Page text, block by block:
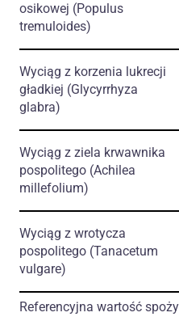
osikowej (Populus
tremuloides)
Wyciąg z korzenia lukrecji
gładkiej (Glycyrrhyza
glabra)
Wyciąg z ziela krwawnika
pospolitego (Achilea
millefolium)
Wyciąg z wrotycza
pospolitego (Tanacetum
vulgare)
Referencyjna wartość